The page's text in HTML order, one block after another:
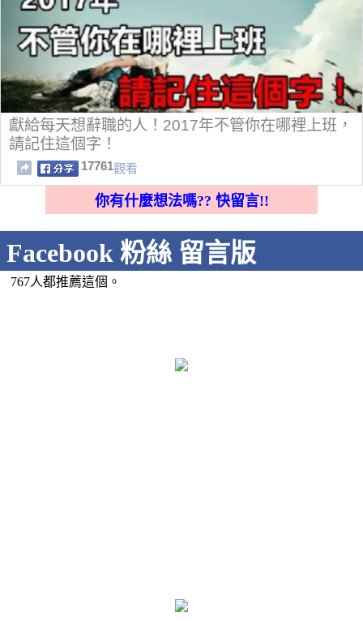
獻給每天想辭職的人！2017年不管你在哪裡上班，
請記住這個字！
17761觀看
你有什麼想法嗎?? 快留言!!
Facebook 粉絲 留言版
767人都推薦這個。